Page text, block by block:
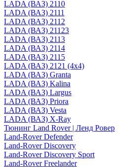
LADA (ВАЗ) 2110
LADA (ВАЗ) 2111
LADA (ВАЗ) 2112
LADA (ВАЗ) 21123
LADA (ВАЗ) 2113
LADA (ВАЗ) 2114
LADA (ВАЗ) 2115
LADA (ВАЗ) 2121 (4x4)
LADA (ВАЗ) Granta
LADA (ВАЗ) Kalina
LADA (ВАЗ) Largus
LADA (ВАЗ) Priora
LADA (ВАЗ) Vesta
LADA (ВАЗ) X-Ray
Тюнинг Land Rover | Ленд Ровер
Land-Rover Defender
Land-Rover Discovery
Land-Rover Discovery Sport
Land-Rover Freelander